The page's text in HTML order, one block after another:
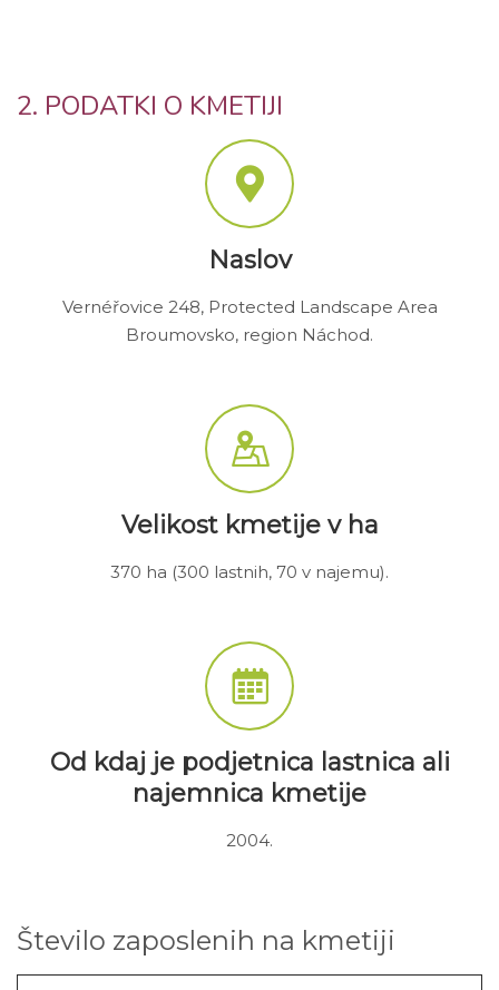
2. PODATKI O KMETIJI
Naslov
Vernéřovice 248, Protected Landscape Area
Broumovsko, region Náchod.
Velikost kmetije v ha
370 ha (300 lastnih, 70 v najemu).
Od kdaj je podjetnica lastnica ali
najemnica kmetije
2004.
Število zaposlenih na kmetiji